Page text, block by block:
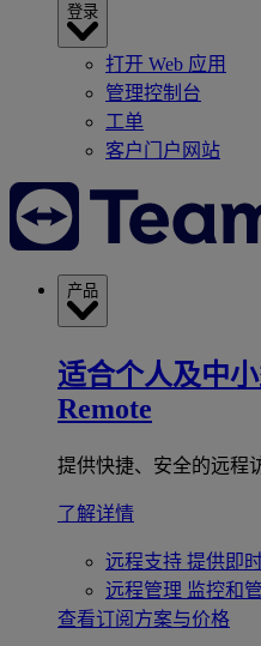
登录
打开 Web 应用
管理控制台
工单
客户门户网站
产品
适合个人及中
Remote
提供快捷、安全的远程
了解详情
远程支持 提供即
远程管理 监控和
查看订阅方案与价格